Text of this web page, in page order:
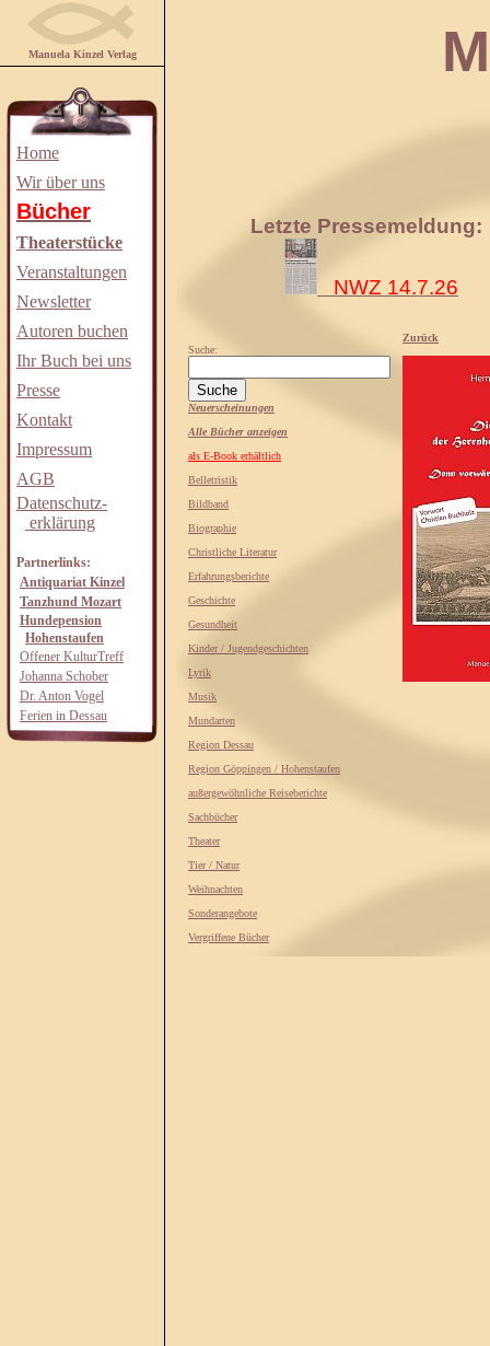
Manuela Kinzel Verlag
Home
Wir über uns
Bücher
Theaterstücke
Veranstaltungen
Newsletter
Autoren buchen
Ihr Buch bei uns
Presse
Kontakt
Impressum
AGB
Datenschutz-
erklärung
Partnerlinks:
Antiquariat Kinzel
Tanzhund Mozart
Hundepension
Hohenstaufen
Offener KulturTreff
Johanna Schober
Dr. Anton Vogel
Ferien in Dessau
Letzte Pressemeldung:
NWZ 14.7.26
Suche:
Neuerscheinungen
Alle Bücher anzeigen
als E-Book erhältlich
Belletristik
Bildband
Biographie
Christliche Literatur
Erfahrungsberichte
Geschichte
Gesundheit
Kinder / Jugendgeschichten
Lyrik
Musik
Mundarten
Region Dessau
Region Göppingen / Hohenstaufen
außergewöhnliche Reiseberichte
Sachbücher
Theater
Tier / Natur
Weihnachten
Sonderangebote
Vergriffene Bücher
Zurück